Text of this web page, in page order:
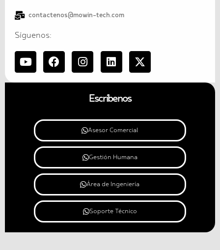
contactenos@mowin-tech.com
Síguenos:
Escríbenos
Asesor Comercial
Gestión Humana
Área de Ingeniería
Soporte Técnico